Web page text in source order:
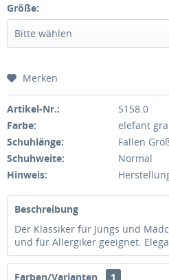
Größe:
Merken
Artikel-Nr.:
5158.0
Farbe:
elefant
Schuhlänge:
Fallen
Schuhweite:
Normal
Hinweis:
Beschreibung
Der Klassiker für Jungs und
und für Allergiker geeignet.
Farben/Varianten 1